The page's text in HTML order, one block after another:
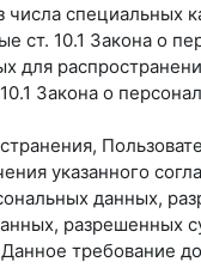
специальных
ст. 10.1 Закона о
Закона о
указанного
данных,
требование